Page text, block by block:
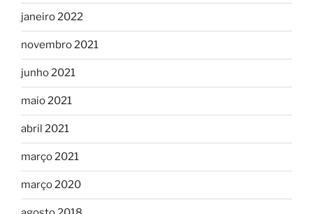
janeiro 2022
novembro 2021
junho 2021
maio 2021
abril 2021
março 2021
março 2020